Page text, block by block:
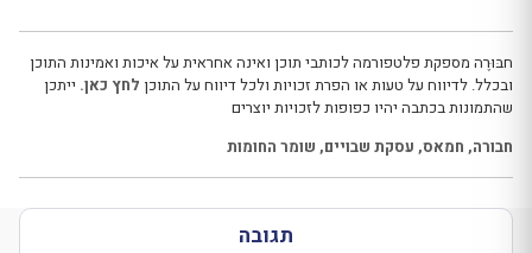
חבּוּרֶה מספקת פלטפורמה לכותבי תוכן ואינה אחראית על איכות ואמינות התוכן
ובכלל. לדיווח על טעות או הפרת זכויות ולכל דיווח על התוכן לחץ כאן. ייתכן
שהתמונות בכתבה יהיו כפופות לזכויות יוצרים
חבורה, חמאס, עסקת שבויים, שומר החומות
תגובה